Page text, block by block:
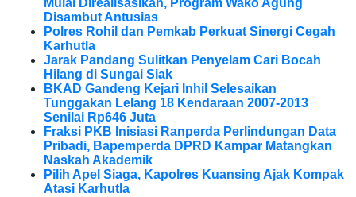
Mulai Direalisasikan, Program Wako Agung
Disambut Antusias
Polres Rohil dan Pemkab Perkuat Sinergi Cegah
Karhutla
Jarak Pandang Sulitkan Penyelam Cari Bocah
Hilang di Sungai Siak
BKAD Gandeng Kejari Inhil Selesaikan
Tunggakan Lelang 18 Kendaraan 2007-2013
Senilai Rp646 Juta
Fraksi PKB Inisiasi Ranperda Perlindungan Data
Pribadi, Bapemperda DPRD Kampar Matangkan
Naskah Akademik
Pilih Apel Siaga, Kapolres Kuansing Ajak Kompak
Atasi Karhutla